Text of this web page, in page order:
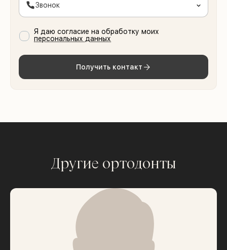
Звонок
Я даю согласие на обработку моих
персональных данных
Получить контакт
Другие ортодонты